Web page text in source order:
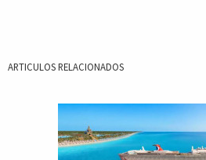
ARTICULOS RELACIONADOS